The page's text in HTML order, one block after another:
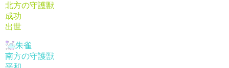
北方の守護獣
成功
出世
朱雀
南方の守護獣